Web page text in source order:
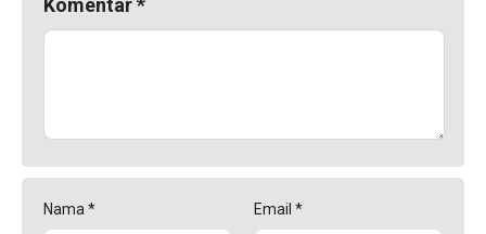
Komentar*
Nama* Email *